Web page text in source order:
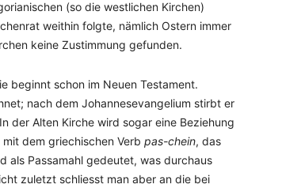
(so die westlichen Kirchen)
weithin folgte, nämlich Ostern immer
keine Zustimmung gefunden.
beginnt schon im Neuen Testament.
nach dem Johannesevangelium stirbt er
der Alten Kirche wird sogar eine Beziehung
mit dem griechischen Verb pas-chein, das
als Passamahl gedeutet, was durchaus
zuletzt schliesst man aber an die bei